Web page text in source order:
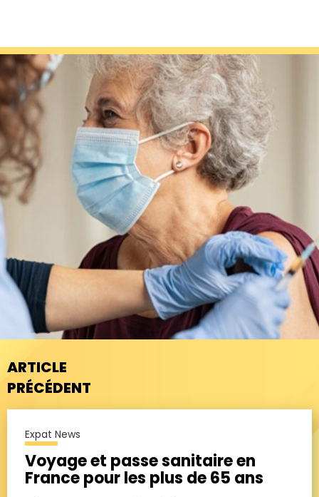
ARTICLE
PRÉCÉDENT
Expat News
Voyage et passe sanitaire en
France pour les plus de 65 ans